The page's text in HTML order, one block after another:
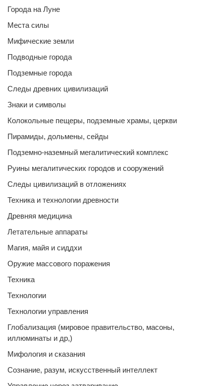
Города на Луне
Места силы
Мифические земли
Подводные города
Подземные города
Следы древних цивилизаций
Знаки и символы
Колокольные пещеры, подземные храмы, церкви
Пирамиды, дольмены, сейды
Подземно-наземный мегалитический комплекс
Руины мегалитических городов и сооружений
Следы цивилизаций в отложениях
Техника и технологии древности
Древняя медицина
Летательные аппараты
Магия, майя и сиддхи
Оружие массового поражения
Техника
Технологии
Технологии управления
Глобализация (мировое правительство, масоны,
иллюминаты и др,)
Мифология и сказания
Сознание, разум, искусственный интеллект